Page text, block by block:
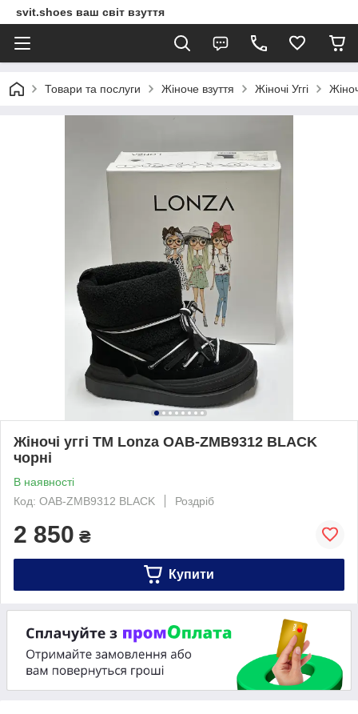
svit.shoes ваш світ взуття
Товари та послуги Жіноче взуття Жіночі Уггі
Жіночі уггі ТМ Lonza OAB-ZMB9312 BLACK
чорні
В наявності
Код: OAB-ZMB9312 BLACK
Роздріб
2 850 ₴
Купити